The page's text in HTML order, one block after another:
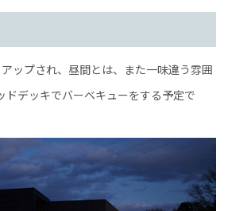
ップされ、昼間とは、また一味違う雰囲
ドデッキでバーベキューをする予定で